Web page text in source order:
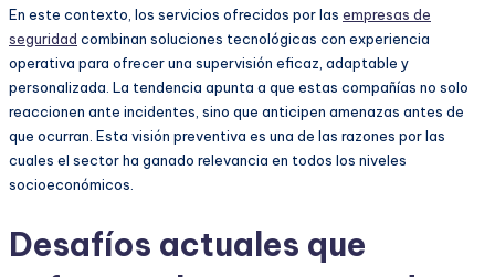
En este contexto, los servicios ofrecidos por las empresas de
seguridad combinan soluciones tecnológicas con experiencia
operativa para ofrecer una supervisión eficaz, adaptable y
personalizada. La tendencia apunta a que estas compañías no solo
reaccionen ante incidentes, sino que anticipen amenazas antes de
que ocurran. Esta visión preventiva es una de las razones por las
cuales el sector ha ganado relevancia en todos los niveles
socioeconómicos.
Desafíos actuales que